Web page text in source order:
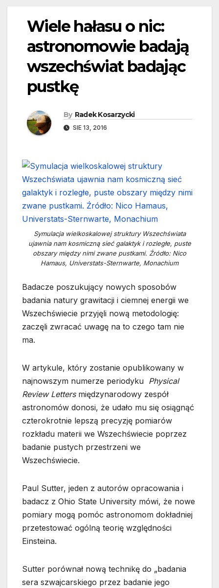
Wiele hałasu o nic:
astronomowie badają
wszechświat badając
pustkę
By Radek Kosarzycki
SIE 13, 2016
Symulacja wielkoskalowej struktury Wszechświata
ujawnia nam kosmiczną sieć galaktyk i rozległe, puste
obszary między nimi zwane pustkami. Źródło: Nico
Hamaus, Universtats-Sternwarte, Monachium
Badacze poszukujący nowych sposobów
badania natury grawitacji i ciemnej energii we
Wszechświecie przyjęli nową metodologię:
zaczęli zwracać uwagę na to czego tam nie
ma.
W artykule, który zostanie opublikowany w
najnowszym numerze periodyku Physical
Review Letters międzynarodowy zespół
astronomów donosi, że udało mu się osiągnąć
czterokrotnie lepszą precyzję pomiarów
rozkładu materii we Wszechświecie poprzez
badanie pustych przestrzeni we
Wszechświecie.
Paul Sutter, jeden z autorów opracowania i
badacz z Ohio State University mówi, że nowe
pomiary mogą pomóc astronomom dokładniej
przetestować ogólną teorię względności
Einsteina.
Sutter porównał nową technikę do „badania
sera szwajcarskiego przez badanie jego